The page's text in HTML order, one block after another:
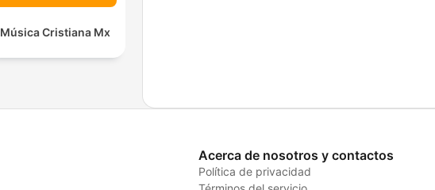
Música Cristiana Mx
Acerca de nosotros y contactos
Política de privacidad